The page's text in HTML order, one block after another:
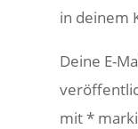
in deinem
Deine E-
mit*